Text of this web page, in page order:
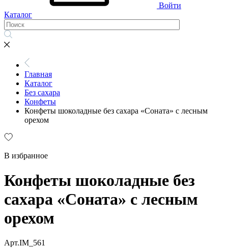
Войти
Каталог
Главная
Каталог
Без сахара
Конфеты
Конфеты шоколадные без сахара «Соната» с лесным
орехом
В избранное
Конфеты шоколадные без
сахара «Соната» с лесным
орехом
Арт.IM_561